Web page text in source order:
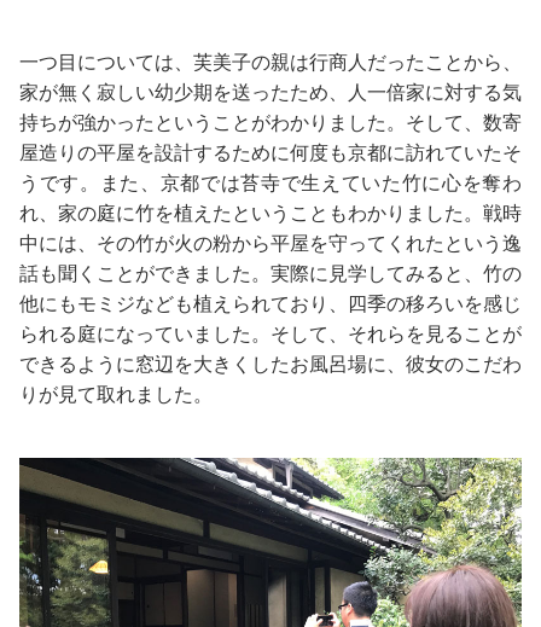
一つ目については、芙美子の親は行商人だったことから、
家が無く寂しい幼少期を送ったため、人一倍家に対する気
持ちが強かったということがわかりました。そして、数寄
屋造りの平屋を設計するために何度も京都に訪れていたそ
うです。また、京都では苔寺で生えていた竹に心を奪わ
れ、家の庭に竹を植えたということもわかりました。戦時
中には、その竹が火の粉から平屋を守ってくれたという逸
話も聞くことができました。実際に見学してみると、竹の
他にもモミジなども植えられており、四季の移ろいを感じ
られる庭になっていました。そして、それらを見ることが
できるように窓辺を大きくしたお風呂場に、彼女のこだわ
りが見て取れました。